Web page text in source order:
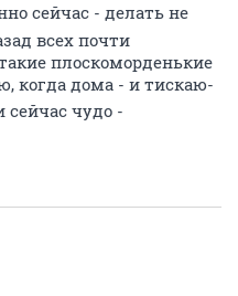
сейчас - делать не
всех почти
плоскоморденькие
когда дома - и тискаю-
сейчас чудо -